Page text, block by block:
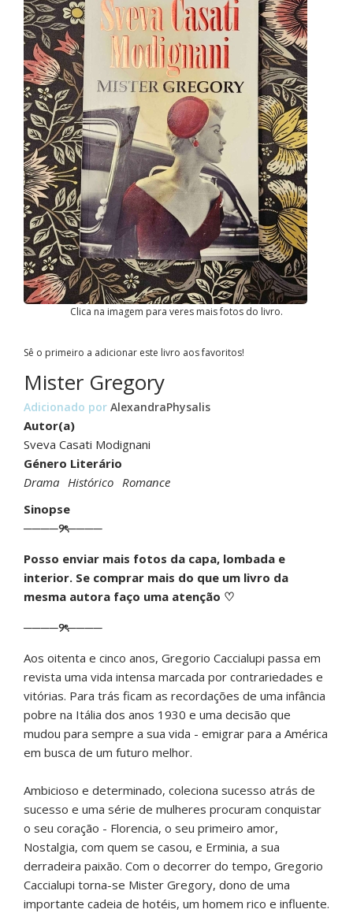
Clica na imagem para veres mais fotos do livro.
Sê o primeiro a adicionar este livro aos favoritos!
Mister Gregory
Adicionado por AlexandraPhysalis
Autor(a)
Sveva Casati Modignani
Género Literário
Drama Histórico Romance
Sinopse
────୨ৎ────
Posso enviar mais fotos da capa, lombada e
interior. Se comprar mais do que um livro da
mesma autora faço uma atenção ♡
────୨ৎ────
Aos oitenta e cinco anos, Gregorio Caccialupi passa em
revista uma vida intensa marcada por contrariedades e
vitórias. Para trás ficam as recordações de uma infância
pobre na Itália dos anos 1930 e uma decisão que
mudou para sempre a sua vida - emigrar para a América
em busca de um futuro melhor.
Ambicioso e determinado, coleciona sucesso atrás de
sucesso e uma série de mulheres procuram conquistar
o seu coração - Florencia, o seu primeiro amor,
Nostalgia, com quem se casou, e Erminia, a sua
derradeira paixão. Com o decorrer do tempo, Gregorio
Caccialupi torna-se Mister Gregory, dono de uma
importante cadeia de hotéis, um homem rico e influente.